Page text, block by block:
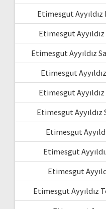
Etimesgut
Etimesgut
Etimesgut Ayyıldız
Etimesgut
Etimesgut
Etimesgut Ayyıldız
Etimesgut
Etimesgut
Etimesgut
Etimesgut Ayyıldız